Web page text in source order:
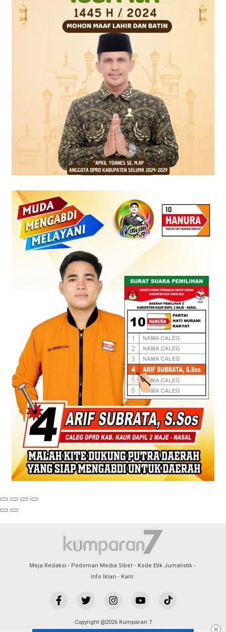
Meja Redaksi Pedoman Media Siber
Kode Etik Jurnalistik
Info Iklan
Karir
Copyright @2026 Kumparan 7